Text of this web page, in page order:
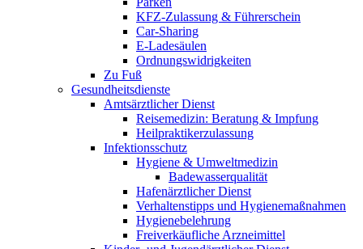
KFZ-Zulassung & Führerschein
Car-Sharing
E-Ladesäulen
Ordnungswidrigkeiten
Zu Fuß
Gesundheitsdienste
Amtsärztlicher Dienst
Reisemedizin: Beratung & Impfung
Heilpraktikerzulassung
Infektionsschutz
Hygiene & Umweltmedizin
Badewasserqualität
Hafenärztlicher Dienst
Verhaltenstipps und Hygienemaßnahmen
Hygienebelehrung
Freiverkäufliche Arzneimittel